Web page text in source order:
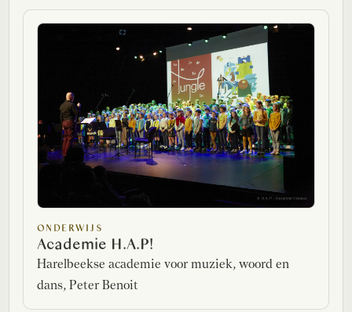
ONDERWIJS
Academie H.A.P!
Harelbeekse academie voor muziek, woord en
dans, Peter Benoit